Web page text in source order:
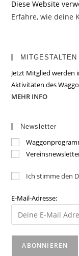
Diese Website
Erfahre, wie deine
MITGESTALTEN
Jetzt Mitglied werden
Aktivitäten des
MEHR INFO
Newsletter
Ich stimme den
E-Mail-Adresse: